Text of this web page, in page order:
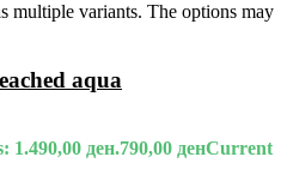
multiple variants. The options may
aqua
1.490,00 ден.790,00 денCurrent